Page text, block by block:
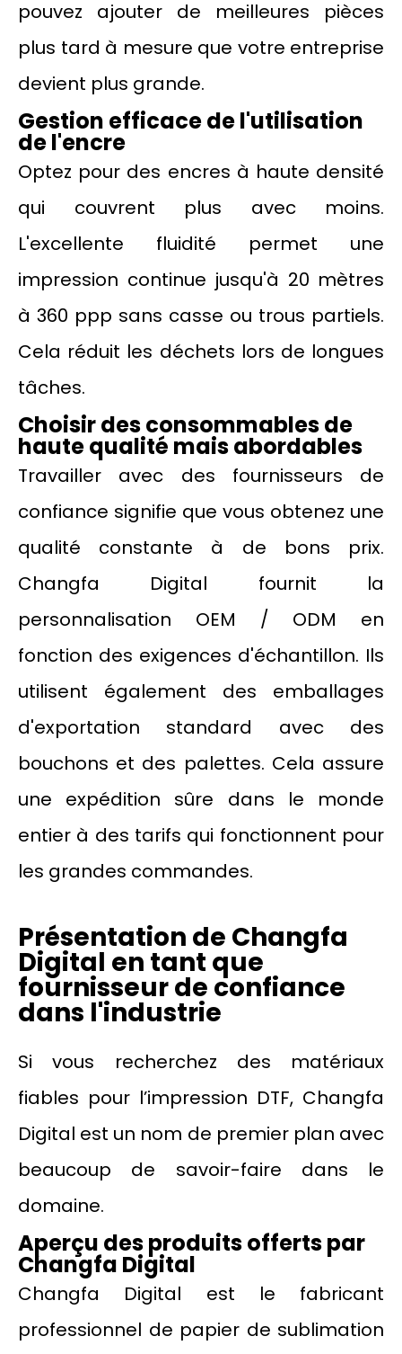
pouvez ajouter de meilleures pièces
plus tard à mesure que votre entreprise
devient plus grande.
Gestion efficace de l'utilisation
de l'encre
Optez pour des encres à haute densité
qui couvrent plus avec moins.
L'excellente fluidité permet une
impression continue jusqu'à 20 mètres
à 360 ppp sans casse ou trous partiels.
Cela réduit les déchets lors de longues
tâches.
Choisir des consommables de
haute qualité mais abordables
Travailler avec des fournisseurs de
confiance signifie que vous obtenez une
qualité constante à de bons prix.
Changfa Digital fournit la
personnalisation OEM / ODM en
fonction des exigences d'échantillon. Ils
utilisent également des emballages
d'exportation standard avec des
bouchons et des palettes. Cela assure
une expédition sûre dans le monde
entier à des tarifs qui fonctionnent pour
les grandes commandes.
Présentation de Changfa
Digital en tant que
fournisseur de confiance
dans l'industrie
Si vous recherchez des matériaux
fiables pour l’impression DTF, Changfa
Digital est un nom de premier plan avec
beaucoup de savoir-faire dans le
domaine.
Aperçu des produits offerts par
Changfa Digital
Changfa Digital est le fabricant
professionnel de papier de sublimation